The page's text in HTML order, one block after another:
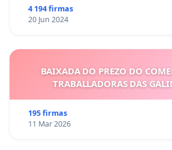
4 194 firmas
20 Jun 2024
BAIXADA DO PREZO DO
TRABALLADORAS DAS
195 firmas
11 Mar 2026